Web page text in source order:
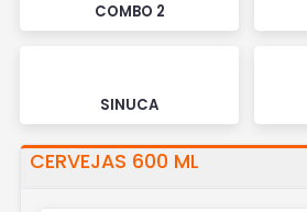
COMBO 2
SINUCA
CERVEJAS 600 ML